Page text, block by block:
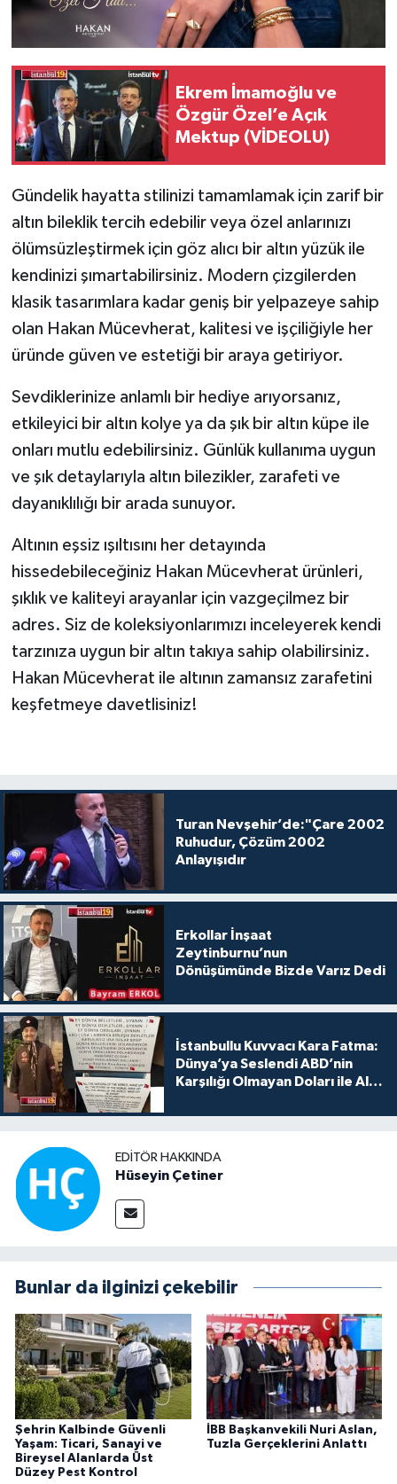
Ekrem İmamoğlu ve
Özgür Özel’e Açık
Mektup (VİDEOLU)
Gündelik hayatta stilinizi tamamlamak için zarif bir
altın bileklik tercih edebilir veya özel anlarınızı
ölümsüzleştirmek için göz alıcı bir altın yüzük ile
kendinizi şımartabilirsiniz. Modern çizgilerden
klasik tasarımlara kadar geniş bir yelpazeye sahip
olan Hakan Mücevherat, kalitesi ve işçiliğiyle her
üründe güven ve estetiği bir araya getiriyor.
Sevdiklerinize anlamlı bir hediye arıyorsanız,
etkileyici bir altın kolye ya da şık bir altın küpe ile
onları mutlu edebilirsiniz. Günlük kullanıma uygun
ve şık detaylarıyla altın bilezikler, zarafeti ve
dayanıklılığı bir arada sunuyor.
Altının eşsiz ışıltısını her detayında
hissedebileceğiniz Hakan Mücevherat ürünleri,
şıklık ve kaliteyi arayanlar için vazgeçilmez bir
adres. Siz de koleksiyonlarımızı inceleyerek kendi
tarzınıza uygun bir altın takıya sahip olabilirsiniz.
Hakan Mücevherat ile altının zamansız zarafetini
keşfetmeye davetlisiniz!
Turan Nevşehir’de:"Çare 2002
Ruhudur, Çözüm 2002
Anlayışıdır
Erkollar İnşaat
Zeytinburnu’nun
Dönüşümünde Bizde Varız Dedi
İstanbullu Kuvvacı Kara Fatma:
Dünya’ya Seslendi ABD’nin
Karşılığı Olmayan Doları ile Alış
EDITÖR HAKKINDA
Hüseyin Çetiner
Bunlar da ilginizi çekebilir
Şehrin Kalbinde Güvenli
Yaşam: Ticari, Sanayi ve
Bireysel Alanlarda Üst
Düzey Pest Kontrol
İBB Başkanvekili Nuri Aslan,
Tuzla Gerçeklerini Anlattı